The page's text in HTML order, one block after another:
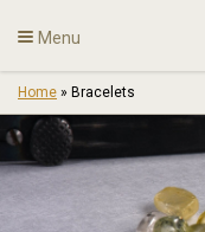
to
content
Menu
Diamants
Home » Bracelets